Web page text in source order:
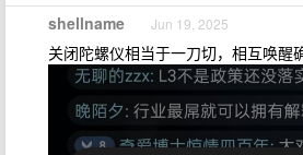
shellname Jun 19, 2025
关闭陀螺仪相当于一刀切，相互唤醒